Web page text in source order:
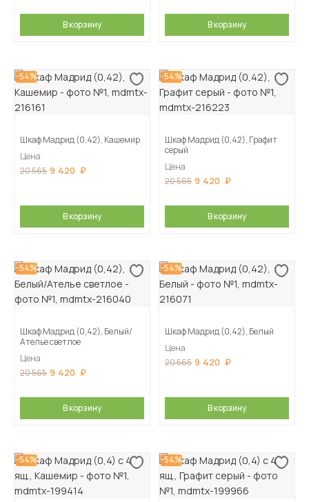
В корзину В корзину
-54%
Шкаф Мадрид (0,42), Кашемир
Цена
20 565 9 420
В корзину
-54%
Шкаф Мадрид (0,42), Графит
серый
Цена
20 565 9 420
В корзину
-54%
Шкаф Мадрид (0,42), Белый/
Ателье светлое
Цена
20 565 9 420
В корзину
-54%
Шкаф Мадрид (0,42), Белый
Цена
20 565 9 420
В корзину
-54% -54%